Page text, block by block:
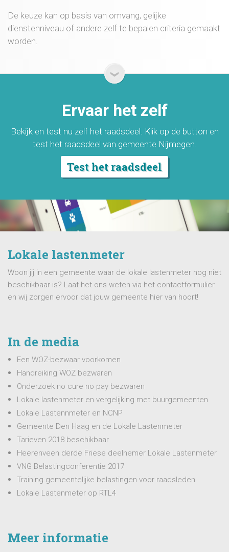
De keuze kan op basis van omvang, gelijke
dienstenniveau of andere zelf te bepalen criteria gemaakt
worden.
›
Ervaar het zelf
Bekijk en test nu zelf het raadsdeel. Klik op de button en
test het raadsdeel van gemeente Nijmegen.
Test het raadsdeel
Lokale lastenmeter
Woon jij in een gemeente waar de lokale lastenmeter nog niet
beschikbaar is? Laat het ons weten via het contactformulier
en wij zorgen ervoor dat jouw gemeente hier van hoort!
In de media
Een WOZ-bezwaar voorkomen
Handreiking WOZ bezwaren
Onderzoek no cure no pay bezwaren
Lokale lastenmeter en vergelijking met buurgemeenten
Lokale Lastennmeter en NCNP
Gemeente Den Haag en de Lokale Lastenmeter
Tarieven 2018 beschikbaar
Heerenveen derde Friese deelnemer Lokale Lastenmeter
VNG Belastingconferentie 2017
Training gemeentelijke belastingen voor raadsleden
Lokale Lastenmeter op RTL4
Meer informatie